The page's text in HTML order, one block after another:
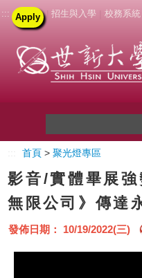
::: Apply | 招生與入學 校務系統
關於世新
未來學生
新生
首頁 >聚光燈專區
影音/實體畢展
無限公司》傳達
發佈日期： 10/19/2022(三)